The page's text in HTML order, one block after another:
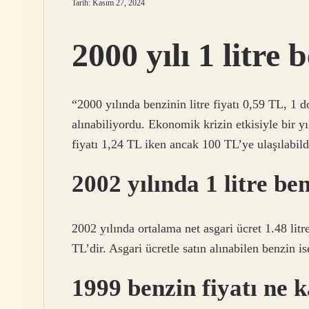
Tarih: Kasım 27, 2024
2000 yılı 1 litre
“2000 yılında benzinin litre fiyatı 0,59 TL, 1
alınabiliyordu. Ekonomik krizin etkisiyle bir
fiyatı 1,24 TL iken ancak 100 TL’ye
2002 yılında 1 litre
2002 yılında ortalama net asgari ücret 1.48
TL’dir. Asgari ücretle satın alınabilen benzin
1999 benzin fiyatı ne